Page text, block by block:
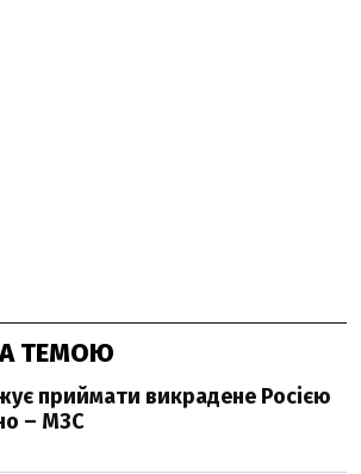
ТЕМОЮ
приймати викрадене Росією
– МЗС